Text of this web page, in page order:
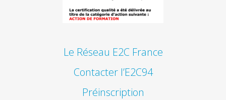
Le Réseau E2C France
Contacter l’E2C94
Préinscription